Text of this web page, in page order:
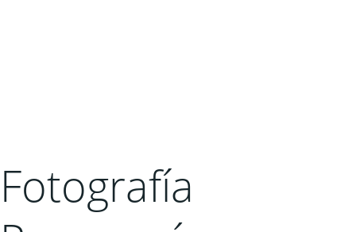
Fotografía